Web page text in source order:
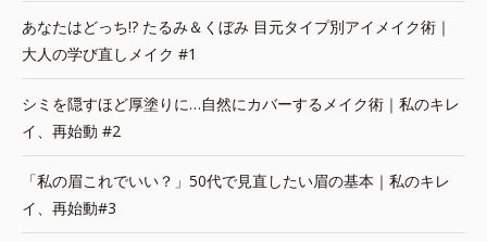
あなたはどっち!? たるみ＆くぼみ 目元タイプ別アイメイク術｜
大人の学び直しメイク #1
シミを隠すほど厚塗りに…自然にカバーするメイク術｜私のキレ
イ、再始動 #2
「私の眉これでいい？」50代で見直したい眉の基本｜私のキレ
イ、再始動#3